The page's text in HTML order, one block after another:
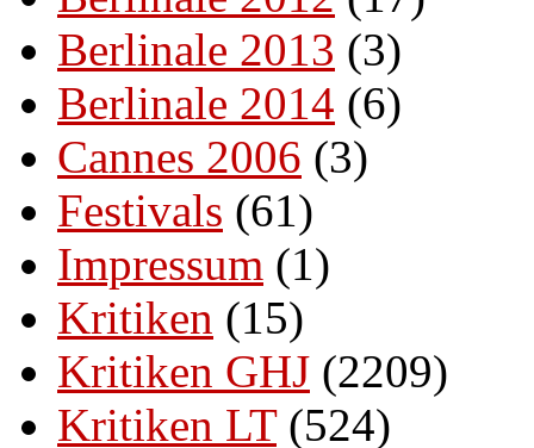
Berlinale 2013 (3)
Berlinale 2014 (6)
Cannes 2006 (3)
Festivals (61)
Impressum (1)
Kritiken (15)
Kritiken GHJ (2209)
Kritiken LT(524)